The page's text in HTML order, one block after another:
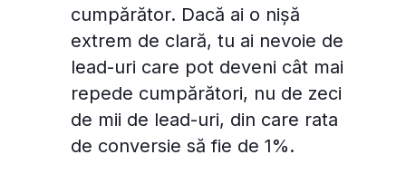
cumpărător. Dacă ai o nișă
extrem de clară, tu ai nevoie de
lead-uri care pot deveni cât mai
repede cumpărători, nu de zeci
de mii de lead-uri, din care rata
de conversie să fie de 1%.